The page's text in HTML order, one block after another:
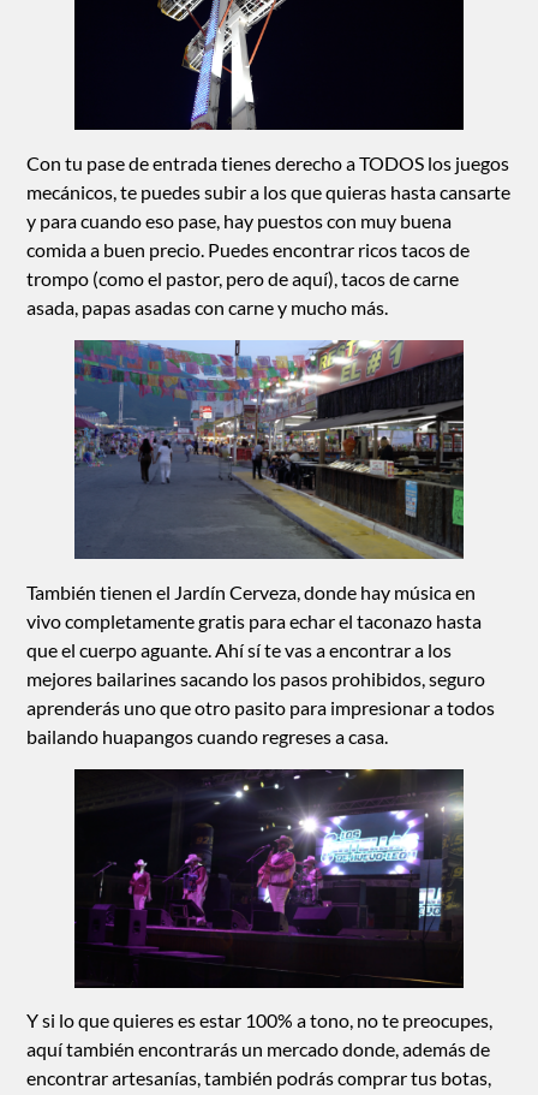
Con tu pase de entrada tienes derecho a TODOS los juegos
mecánicos, te puedes subir a los que quieras hasta cansarte
y para cuando eso pase, hay puestos con muy buena
comida a buen precio. Puedes encontrar ricos tacos de
trompo (como el pastor, pero de aquí), tacos de carne
asada, papas asadas con carne y mucho más.
También tienen el Jardín Cerveza, donde hay música en
vivo completamente gratis para echar el taconazo hasta
que el cuerpo aguante. Ahí sí te vas a encontrar a los
mejores bailarines sacando los pasos prohibidos, seguro
aprenderás uno que otro pasito para impresionar a todos
bailando huapangos cuando regreses a casa.
Y si lo que quieres es estar 100% a tono, no te preocupes,
aquí también encontrarás un mercado donde, además de
encontrar artesanías, también podrás comprar tus botas,